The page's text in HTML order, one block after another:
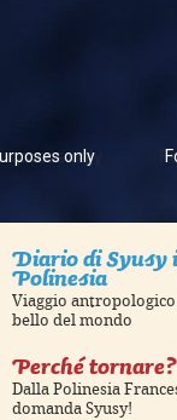
only
Diario di Syusy
Polinesia
Viaggio
bello del mondo
Perché tornare?
Dalla Polinesia
domanda Syusy!